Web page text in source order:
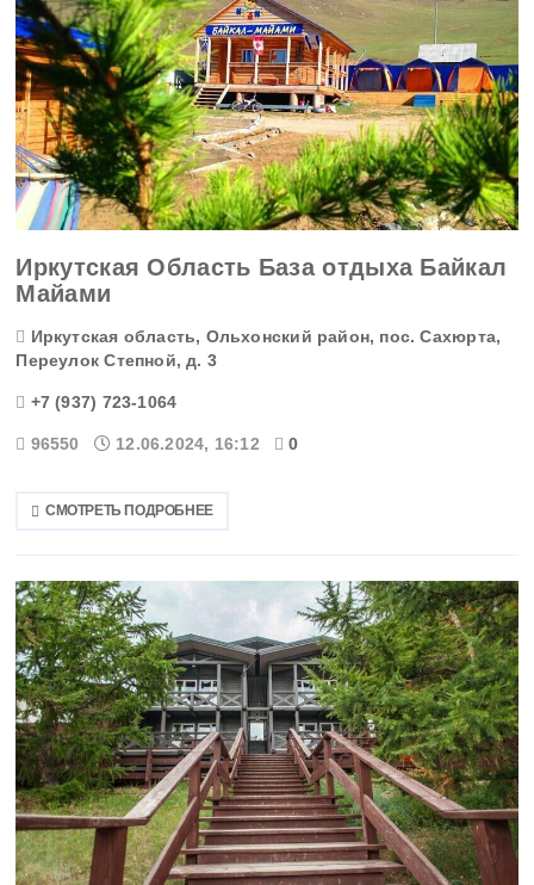
Волгоградская область
Вологодская область
Воронежская область
Дагестан
Еврейская АО
Запорожская область
Кабардино-Балкария
Калининградская область
Калмыкия
Калужская область
Камчатский край
Карачаево-Черкесия
Иркутская Область База отдыха Байкал
Майами
Иркутская область, Ольхонский район, пос. Сахюрта,
Переулок Степной, д. 3
+7 (937) 723-1064
96550 12.06.2024, 16:12 0
СМОТРЕТЬ ПОДРОБНЕЕ